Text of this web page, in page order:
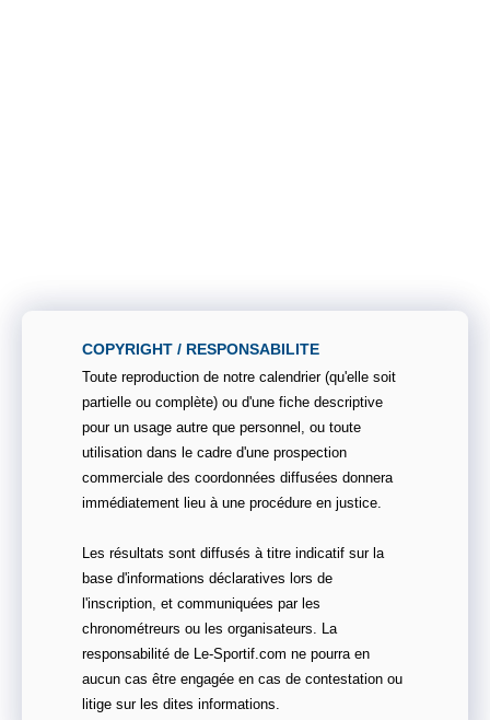
COPYRIGHT / RESPONSABILITE
Toute reproduction de notre calendrier (qu'elle soit
partielle ou complète) ou d'une fiche descriptive
pour un usage autre que personnel, ou toute
utilisation dans le cadre d'une prospection
commerciale des coordonnées diffusées donnera
immédiatement lieu à une procédure en justice.
Les résultats sont diffusés à titre indicatif sur la
base d'informations déclaratives lors de
l'inscription, et communiquées par les
chronométreurs ou les organisateurs. La
responsabilité de Le-Sportif.com ne pourra en
aucun cas être engagée en cas de contestation ou
litige sur les dites informations.